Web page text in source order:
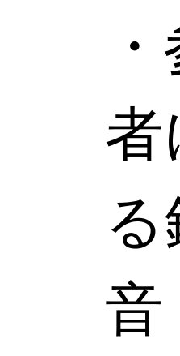
者
音